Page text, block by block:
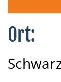
Ort: